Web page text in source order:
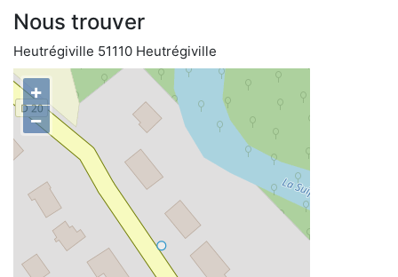
Nous trouver
Heutrégiville 51110 Heutrégiville
+
−